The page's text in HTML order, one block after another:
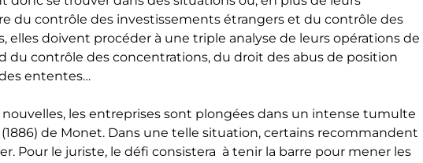
du contrôle des investissements étrangers et du contrôle des
elles doivent procéder à une triple analyse de leurs opérations de
du contrôle des concentrations, du droit des abus de position
ententes…
les entreprises sont plongées dans un intense tumulte
(1886) de Monet. Dans une telle situation, certains recommandent
Pour le juriste, le défi consistera à tenir la barre pour mener les